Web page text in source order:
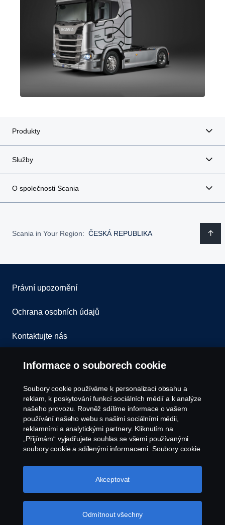
Produkty
Služby
O společnosti Scania
Scania in Your Region: ČESKÁ REPUBLIKA
Právní upozornění
Ochrana osobních údajů
Kontaktujte nás
Všeobecné obchodní podmínky
Oznámení porušení předpisů
Zásady Cookies
Nastavení Cookie
© Copyright Scania 2026. Všechna práva
Informace o souborech cookie
Soubory cookie používáme k personalizaci obsahu a
reklam, k poskytování funkcí sociálních médií a k analýze
našeho provozu. Rovněž sdílíme informace o vašem
používání našeho webu s našimi sociálními médii,
reklamními a analytickými partnery. Kliknutím na
„Přijímám“ vyjadřujete souhlas se všemi používanými
soubory cookie a sdílenými informacemi. Soubory cookie
cookie“ a výběrem kategorií, které chcete přijmout.
Podrobnější vysvětlení toho, jak používáme soubory
Odmítnout všechny
Akceptovat